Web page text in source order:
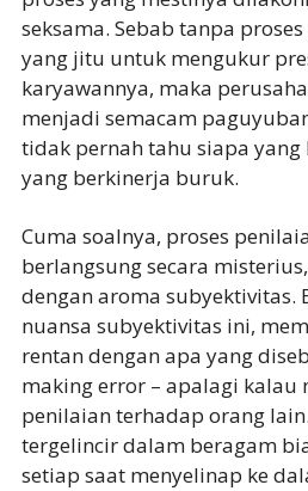
seksama. Sebab tanpa
yang jitu untuk mengukur
karyawannya, maka
menjadi semacam
tidak pernah tahu siapa yang
yang berkinerja buruk.
Cuma soalnya, proses
berlangsung secara
dengan aroma subyektivitas.
nuansa subyektivitas ini,
rentan dengan apa yang
making error – apalagi kalau
penilaian terhadap orang
tergelincir dalam beragam
setiap saat menyelinap ke